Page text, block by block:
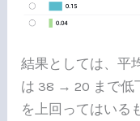
結果としては、平
は 38 → 20 まで低
を上回ってはいる